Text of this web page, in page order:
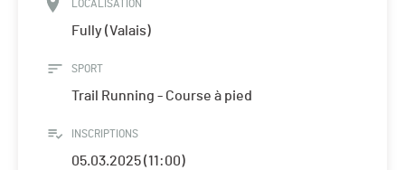
LOCALISATION
Fully (Valais)
SPORT
Trail Running - Course à pied
INSCRIPTIONS
05.03.2025 (11:00)